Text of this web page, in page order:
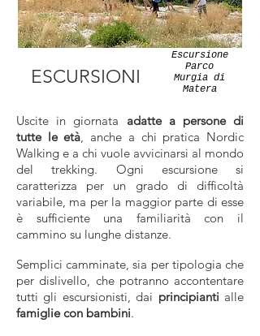
Escursione
Parco
Murgia di
Matera
ESCURSIONI
Uscite in giornata adatte a persone di
tutte le età, anche a chi pratica Nordic
Walking e a chi vuole avvicinarsi al mondo
del trekking. Ogni escursione si
caratterizza per un grado di difficoltà
variabile, ma per la maggior parte di esse
è sufficiente una familiarità con il
cammino su lunghe distanze.
Semplici camminate, sia per tipologia che
per dislivello, che potranno accontentare
tutti gli escursionisti, dai principianti alle
famiglie con bambini.